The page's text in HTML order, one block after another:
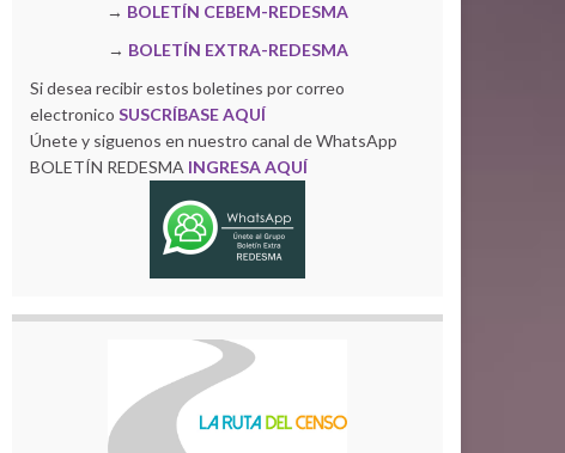
→ BOLETÍN CEBEM-REDESMA
→ BOLETÍN EXTRA-REDESMA
Si desea recibir estos boletines por correo
electronico SUSCRÍBASE AQUÍ
Únete y siguenos en nuestro canal de WhatsApp
BOLETÍN REDESMA INGRESA AQUÍ